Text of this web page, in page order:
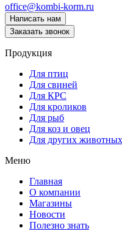
office@kombi-korm.ru
Написать нам
Заказать звонок
Продукция
Для птиц
Для свиней
Для КРС
Для кроликов
Для рыб
Для коз и овец
Для других животных
Меню
Главная
О компании
Магазины
Новости
Полезно знать